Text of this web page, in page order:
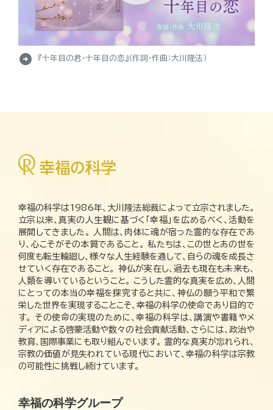
arrow_circle_right 『十年目の君・十年目の恋』（作詞・作曲：大川隆法）
幸福の科学は1986年、大川隆法総裁によって立宗されました。
立宗以来、真実の人生観に基づく「幸福」を広めるべく、活動を
展開してきました。 人間は、肉体に魂が宿った霊的な存在であ
り、心こそがその本質であること。 私たちは、この世とあの世を
何度も転生輪廻し、様々な人生経験を通して、自らの魂を成長さ
せていく存在であること。 神仏が実在し、過去も現在も未来も、
人類を導いているということ。 こうした霊的な真実を広め、人間
にとっての本当の幸福を探究すると共に、神仏の願う平和で繁
栄した世界を実現することこそ、幸福の科学の使命であり目的で
す。 その使命の実現のために、幸福の科学は、講演や書籍やメ
ディアによる啓蒙活動や数々の社会貢献活動、さらには、政治や
教育、国際事業にも取り組んでいます。 霊的な真実が忘れられ、
宗教の価値が見失われている現代において、幸福の科学は宗教
の可能性に挑戦し続けています。
幸福の科学グループ